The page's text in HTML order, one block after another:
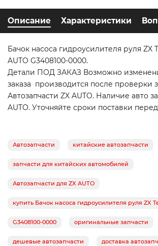
Описание Характеристики
Бачок насоса гидроусилителя руля ZX
AUTO G3408100-0000.
Детали ПОД ЗАКАЗ Возможно
заказа производится после проверки
Автозапчасти ZX AUTO. Наличие авто
AUTO. Уточняйте сроки поставки
Автозапчасти китайские автозапчасти
запчасти для китайских автомобилей
Автозапчасти для ZX AUTO
купить Бачок насоса гидроусилителя руля ZX
G3408100-0000 оригинальные запчасти
дешевые автозапчасти доставка